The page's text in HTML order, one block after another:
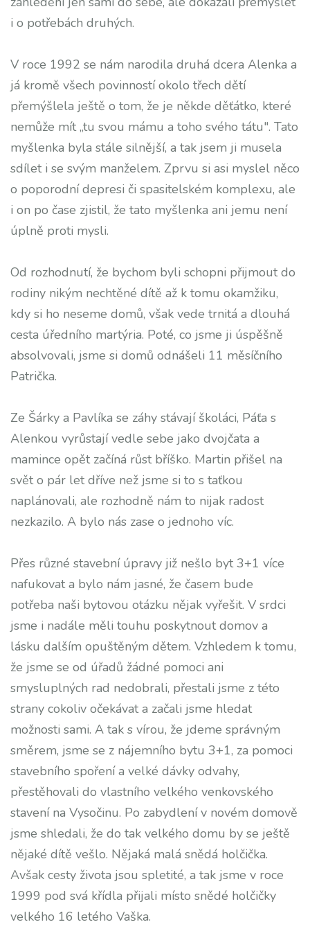
i o potřebách druhých.
V roce 1992 se nám narodila druhá dcera Alenka a
já kromě všech povinností okolo třech dětí
přemýšlela ještě o tom, že je někde děťátko, které
nemůže mít „tu svou mámu a toho svého tátu". Tato
myšlenka byla stále silnější, a tak jsem ji musela
sdílet i se svým manželem. Zprvu si asi myslel něco
o poporodní depresi či spasitelském komplexu, ale
i on po čase zjistil, že tato myšlenka ani jemu není
úplně proti mysli.
Od rozhodnutí, že bychom byli schopni přijmout do
rodiny nikým nechtěné dítě až k tomu okamžiku,
kdy si ho neseme domů, však vede trnitá a dlouhá
cesta úředního martýria. Poté, co jsme ji úspěšně
absolvovali, jsme si domů odnášeli 11 měsíčního
Patrička.
Ze Šárky a Pavlíka se záhy stávají školáci, Páťa s
Alenkou vyrůstají vedle sebe jako dvojčata a
mamince opět začíná růst bříško. Martin přišel na
svět o pár let dříve než jsme si to s taťkou
naplánovali, ale rozhodně nám to nijak radost
nezkazilo. A bylo nás zase o jednoho víc.
Přes různé stavební úpravy již nešlo byt 3+1 více
nafukovat a bylo nám jasné, že časem bude
potřeba naši bytovou otázku nějak vyřešit. V srdci
jsme i nadále měli touhu poskytnout domov a
lásku dalším opuštěným dětem. Vzhledem k tomu,
že jsme se od úřadů žádné pomoci ani
smysluplných rad nedobrali, přestali jsme z této
strany cokoliv očekávat a začali jsme hledat
možnosti sami. A tak s vírou, že jdeme správným
směrem, jsme se z nájemního bytu 3+1, za pomoci
stavebního spoření a velké dávky odvahy,
přestěhovali do vlastního velkého venkovského
stavení na Vysočinu. Po zabydlení v novém domově
jsme shledali, že do tak velkého domu by se ještě
nějaké dítě vešlo. Nějaká malá snědá holčička.
Avšak cesty života jsou spletité, a tak jsme v roce
1999 pod svá křídla přijali místo snědé holčičky
velkého 16 letého Vaška.